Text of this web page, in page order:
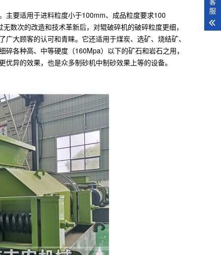
要适用于进料粒度小于100mm、成品粒度要求100
数次的改造和技术革新后，对辊破碎机的破碎粒度更细，
大顾客的认可和青睐。它还适用于煤炭、选矿、烧结矿、
各种高、中等硬度（160Mpa）以下的矿石和岩石之用，
异的效果，也是众多制砂机中制砂效果上等的设备。
服